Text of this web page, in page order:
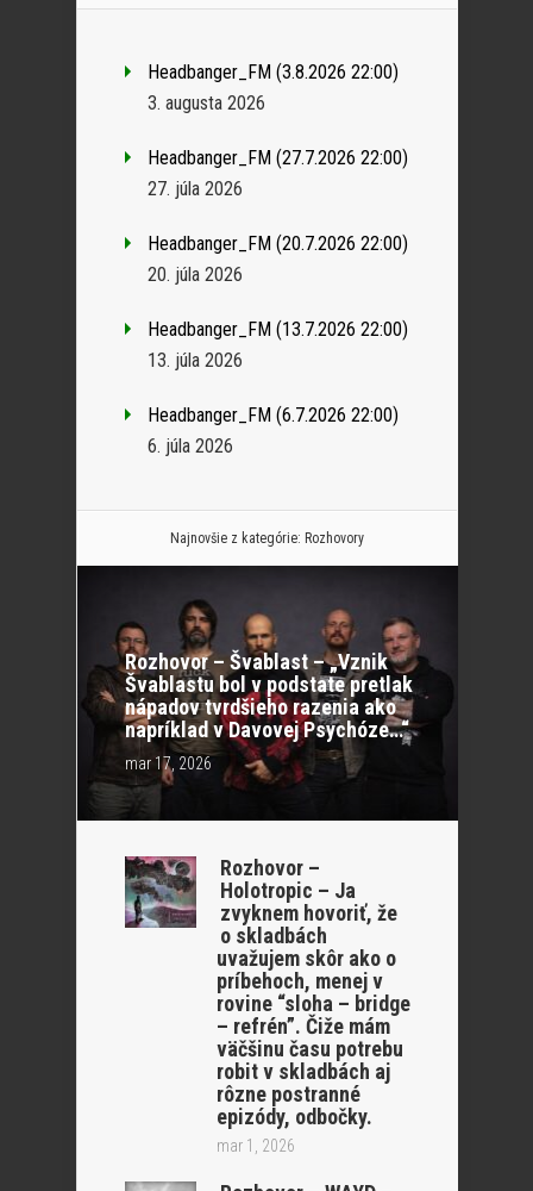
Headbanger_FM (3.8.2026 22:00)
3. augusta 2026
Headbanger_FM (27.7.2026 22:00)
27. júla 2026
Headbanger_FM (20.7.2026 22:00)
20. júla 2026
Headbanger_FM (13.7.2026 22:00)
13. júla 2026
Headbanger_FM (6.7.2026 22:00)
6. júla 2026
Najnovšie z kategórie: Rozhovory
Rozhovor – Švablast – „Vznik
Švablastu bol v podstate pretlak
nápadov tvrdšieho razenia ako
napríklad v Davovej Psychóze…“
mar 17, 2026
Rozhovor –
Holotropic – Ja
zvyknem hovoriť, že
o skladbách
uvažujem skôr ako o
príbehoch, menej v
rovine “sloha – bridge
– refrén”. Čiže mám
väčšinu času potrebu
robit v skladbách aj
rôzne postranné
epizódy, odbočky.
mar 1, 2026